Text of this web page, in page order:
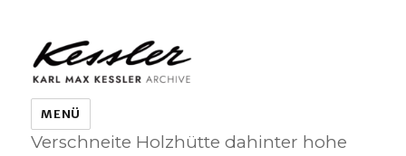
KARL MAX KESSLER ARCHIVE
MENÜ
Verschneite Holzhütte dahinter hohe